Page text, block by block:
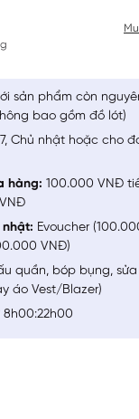
sản phẩm còn
bao gồm đồ lót)
Chủ nhật hoặc cho
hàng: 100.000 VNĐ
nhật: Evoucher
VNĐ)
quần, bóp bụng,
áo Vest/Blazer)
8h00:22h00